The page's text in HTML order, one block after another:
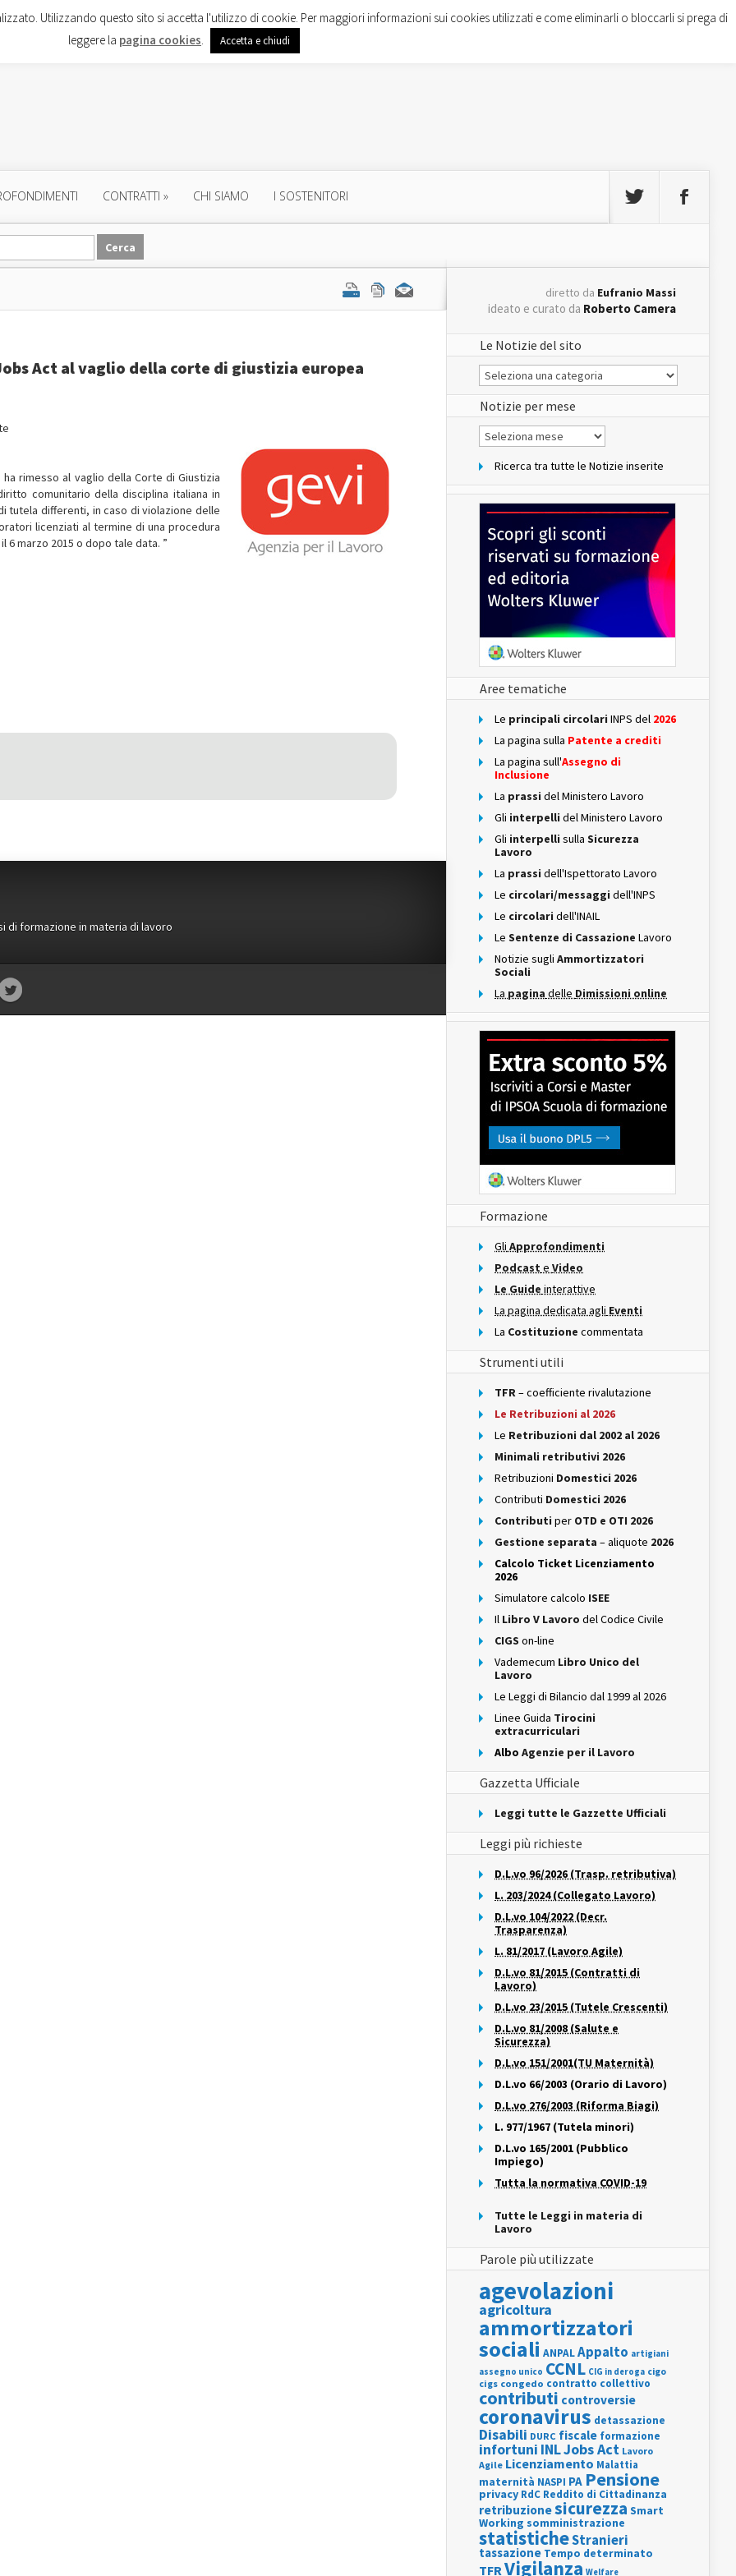
CONTRATTI » CHI SIAMO I SOSTENITORI
Act al vaglio della corte di giustizia europea
ha rimesso al vaglio della Corte di Giustizia
comunitario della disciplina italiana in
tutela differenti, in caso di violazione delle
licenziati al termine di una procedura
marzo 2015 o dopo tale data. ”
di formazione in materia di lavoro
diretto da Eufranio Massi
ideato e curato da Roberto Camera
Le Notizie del sito
Le
Notizie
del
sito
Notizie per mese
Notizie
per
Ricerca tra tutte le Notizie inserite
Aree tematiche
Le principali circolari INPS del 2026
La pagina sulla Patente a crediti
La pagina sull'Assegno di
Inclusione
La prassi del Ministero Lavoro
Gli interpelli del Ministero Lavoro
Gli interpelli sulla Sicurezza
Lavoro
La prassi dell'Ispettorato Lavoro
Le circolari/messaggi dell'INPS
Le circolari dell'INAIL
Le Sentenze di Cassazione Lavoro
Notizie sugli Ammortizzatori
Sociali
La pagina delle Dimissioni online
Formazione
Gli Approfondimenti
Podcast e Video
Le Guide interattive
La pagina dedicata agli Eventi
La Costituzione commentata
Strumenti utili
TFR– coefficiente rivalutazione
Le Retribuzioni al 2026
Le Retribuzioni dal 2002 al 2026
Minimali retributivi 2026
Retribuzioni Domestici 2026
Contributi Domestici 2026
Contributi per OTD e OTI 2026
Gestione separata – aliquote 2026
Calcolo Ticket Licenziamento
2026
Simulatore calcolo ISEE
Il Libro V Lavoro del Codice Civile
CIGS on-line
Vademecum Libro Unico del
Lavoro
Le Leggi di Bilancio dal 1999 al 2026
Linee Guida Tirocini
extracurriculari
Albo Agenzie per il Lavoro
Gazzetta Ufficiale
Leggi tutte le Gazzette Ufficiali
Leggi più richieste
D.L.vo 96/2026 (Trasp. retributiva)
L. 203/2024 (Collegato Lavoro)
D.L.vo 104/2022 (Decr.
Trasparenza)
L. 81/2017 (Lavoro Agile)
D.L.vo 81/2015 (Contratti di
Lavoro)
D.L.vo 23/2015 (Tutele Crescenti)
D.L.vo 81/2008 (Salute e
Sicurezza)
D.L.vo 151/2001(TU Maternità)
D.L.vo 66/2003 (Orario di Lavoro)
D.L.vo 276/2003 (Riforma Biagi)
L. 977/1967 (Tutela minori)
D.L.vo 165/2001 (Pubblico
Impiego)
Tutta la normativa COVID-19
Tutte le Leggi in materia di
Lavoro
Parole più utilizzate
agevolazioni
agricoltura
ammortizzatori
sociali ANPALAppalto artigiani
assegno unico CCNL CIG in deroga cigo
cigs congedo contratto collettivo
contributi controversie
coronavirus detassazione
Disabili DURC fiscale formazione
infortuni INLJobs Act Lavoro
Agile Licenziamento Malattia
maternità NASPI PA Pensione
privacy RdC Reddito di Cittadinanza
retribuzionesicurezza Smart
Working somministrazione
statisticheStranieri
tassazione Tempo determinato
TFRVigilanza Welfare
Utilizzando questo sito si accetta l'utilizzo di cookie. Per maggiori informazioni sui cookies utilizzati e come eliminarli o bloccarli si prega di
leggere la pagina cookies. Accetta e chiudi